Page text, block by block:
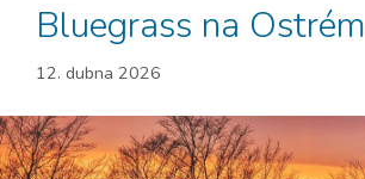
Bluegrass na Ostrém
12. dubna 2026